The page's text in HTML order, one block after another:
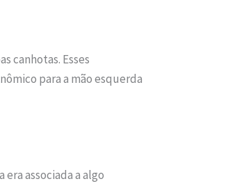
canhotas. Esses
para a mão esquerda
associada a algo